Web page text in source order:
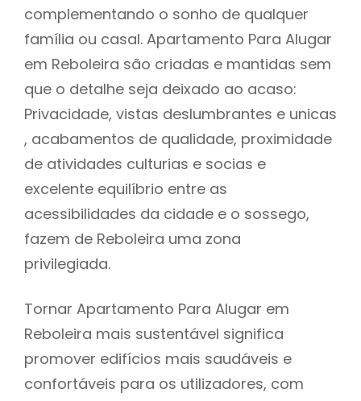
complementando o sonho de qualquer
família ou casal. Apartamento Para Alugar
em Reboleira são criadas e mantidas sem
que o detalhe seja deixado ao acaso:
Privacidade, vistas deslumbrantes e unicas
, acabamentos de qualidade, proximidade
de atividades culturias e socias e
excelente equilíbrio entre as
acessibilidades da cidade e o sossego,
fazem de Reboleira uma zona
privilegiada.
Tornar Apartamento Para Alugar em
Reboleira mais sustentável significa
promover edifícios mais saudáveis e
confortáveis para os utilizadores, com